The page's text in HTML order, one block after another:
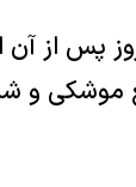
پس از آن
موشکی و